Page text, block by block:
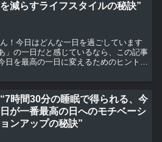
を減らすライフスタイルの秘訣”
！今日はどんな一日を過ごしています
」の一日だと感じているなら、この記事
日を最高の一日に変えるためのヒントを
“7時間30分の睡眠で得られる、今
日が一番最高の日へのモチベーシ
ョンアップの秘訣”